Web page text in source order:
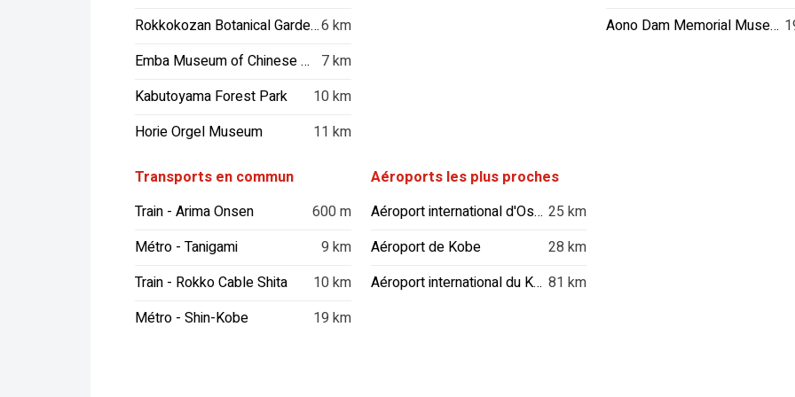
Rokkokozan Botanical Gardens6 km
Emba Museum of Chinese Modern Art
7 km
Kabutoyama Forest Park
10 km
Horie Orgel Museum
11 km
Aono Dam Memorial Museum
Transports en commun
Train - Arima Onsen
600 m
Métro - Tanigami
9 km
Train - Rokko Cable Shita
10 km
Métro - Shin-Kobe
19 km
Aéroports les plus proches
Aéroport international d'Osaka 25 km
Aéroport de Kobe
28 km
Aéroport international du Kansai 81 km